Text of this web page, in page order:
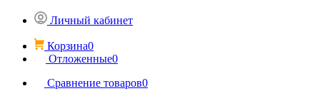
Личный кабинет
Корзина0
Отложенные0
Сравнение товаров0